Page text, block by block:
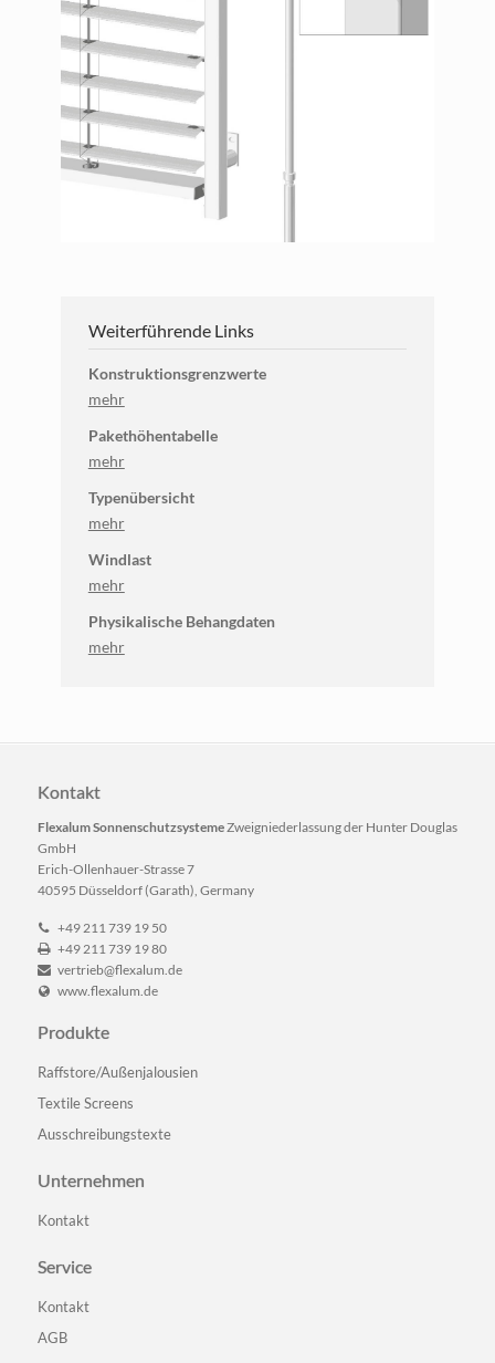
Weiterführende Links
Konstruktionsgrenzwerte
mehr
Pakethöhentabelle
mehr
Typenübersicht
mehr
Windlast
mehr
Physikalische Behangdaten
mehr
Kontakt
Flexalum SonnenschutzsystemeZweigniederlassung der Hunter Douglas
GmbH
Erich-Ollenhauer-Strasse 7
40595 Düsseldorf (Garath), Germany
+49 211 739 19 50
+49 211 739 19 80
vertrieb@flexalum.de
www.flexalum.de
Produkte
Navigation
Raffstore/Außenjalousien
Textile Screens
Ausschreibungstexte
Unternehmen
Navigation
Kontakt
Service
Navigation
Kontakt
AGB